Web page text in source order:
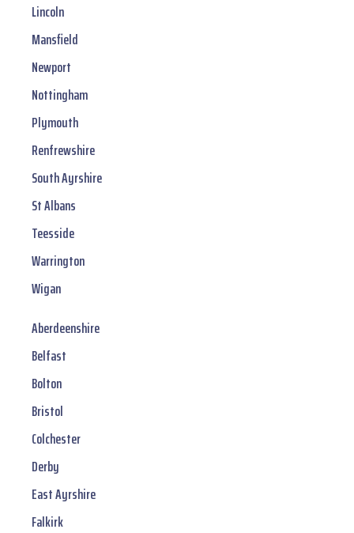
Lincoln
Mansfield
Newport
Nottingham
Plymouth
Renfrewshire
South Ayrshire
St Albans
Teesside
Warrington
Wigan
Aberdeenshire
Belfast
Bolton
Bristol
Colchester
Derby
East Ayrshire
Falkirk